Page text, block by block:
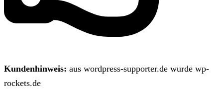
Kundenhinweis: aus wordpress-supporter.de wurde wp-
rockets.de